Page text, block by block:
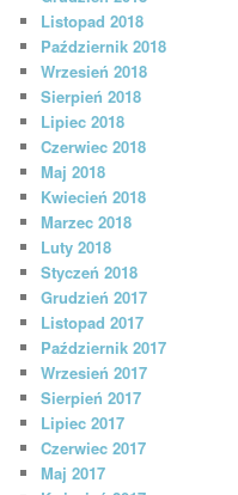
Listopad 2018
Październik 2018
Wrzesień 2018
Sierpień 2018
Lipiec 2018
Czerwiec 2018
Maj 2018
Kwiecień 2018
Marzec 2018
Luty 2018
Styczeń 2018
Grudzień 2017
Listopad 2017
Październik 2017
Wrzesień 2017
Sierpień 2017
Lipiec 2017
Czerwiec 2017
Maj 2017